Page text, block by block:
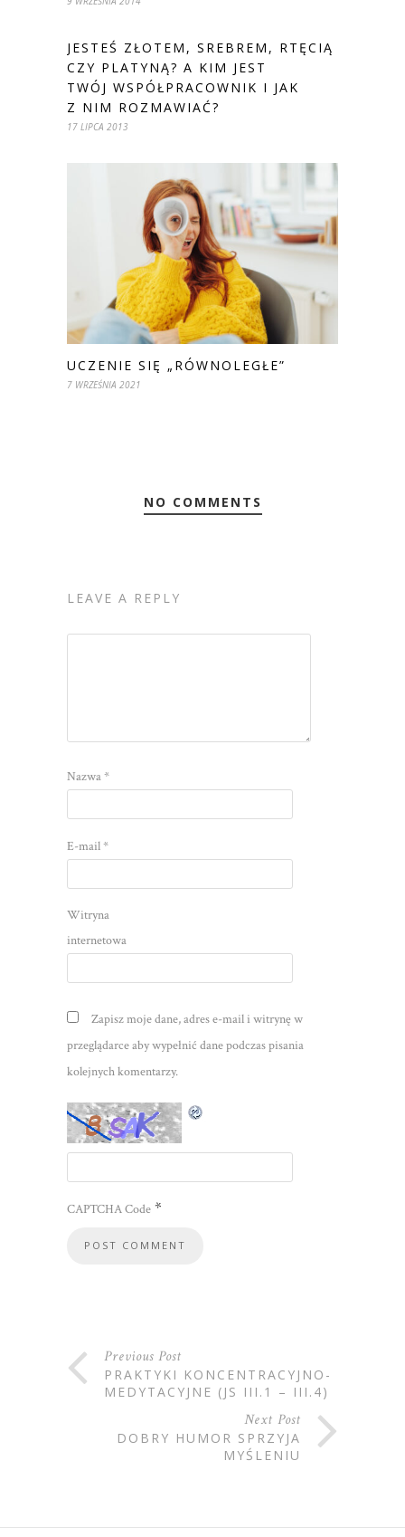
JESTEŚ ZŁOTEM, SREBREM, RTĘCIĄ
CZY PLATYNĄ? A KIM JEST
TWÓJ WSPÓŁPRACOWNIK I JAK
Z NIM ROZMAWIAĆ?
17 LIPCA 2013
UCZENIE SIĘ „RÓWNOLEGŁE”
7 WRZEŚNIA 2021
NO COMMENTS
LEAVE A REPLY
Nazwa*
E-mail*
Witryna
internetowa
Zapisz moje dane, adres e-mail i witrynę w
przeglądarce aby wypełnić dane podczas pisania
kolejnych komentarzy.
CAPTCHA Code *
Previous Post
PRAKTYKI KONCENTRACYJNO-
MEDYTACYJNE (JS III.1 – III.4)
Next Post
DOBRY HUMOR SPRZYJA
MYŚLENIU